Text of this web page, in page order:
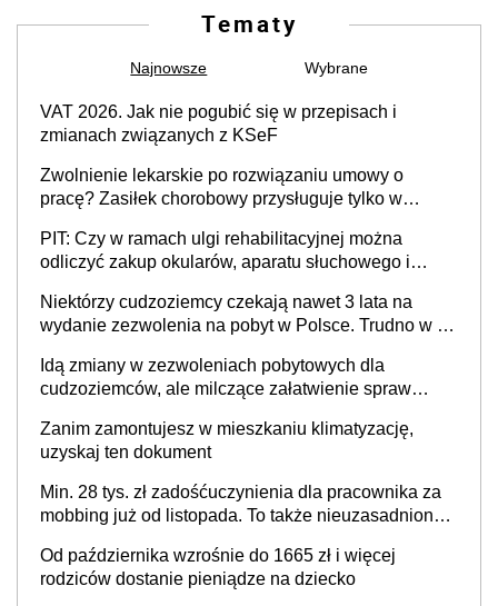
Tematy
Najnowsze Wybrane
VAT 2026. Jak nie pogubić się w przepisach i
zmianach związanych z KSeF
Zwolnienie lekarskie po rozwiązaniu umowy o
pracę? Zasiłek chorobowy przysługuje tylko w
stosunku pracy
PIT: Czy w ramach ulgi rehabilitacyjnej można
odliczyć zakup okularów, aparatu słuchowego i
Niektórzy cudzoziemcy czekają nawet 3 lata na
wydanie zezwolenia na pobyt w Polsce. Trudno w to
to realny problem
Idą zmiany w zezwoleniach pobytowych dla
cudzoziemców, ale milczące załatwienie spraw
Zanim zamontujesz w mieszkaniu klimatyzację,
uzyskaj ten dokument
Min. 28 tys. zł zadośćuczynienia dla pracownika za
mobbing już od listopada. To także nieuzasadniona
Od października wzrośnie do 1665 zł i więcej
rodziców dostanie pieniądze na dziecko